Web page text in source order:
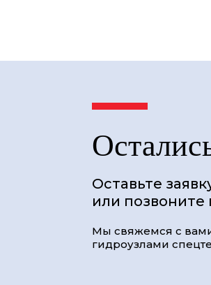
Оставьте
или позвоните
Мы свяжемся с
гидроузлами